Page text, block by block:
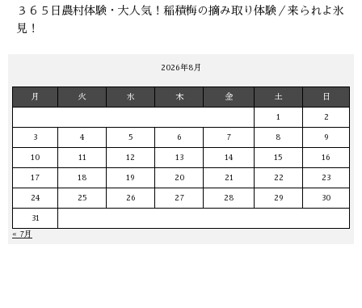
３６５日農村体験・大人気！稲積梅の摘み取り体験／来られよ氷
見！
2026年8月
月 火 水 木 金 土 日
1 2
3 4 5 6 7 8 9
10 11 12 13 14 15 16
17 18 19 20 21 22 23
24 25 26 27 28 29 30
31
« 7月